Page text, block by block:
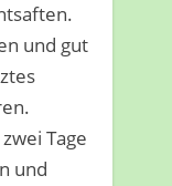
und gut
Tage
und